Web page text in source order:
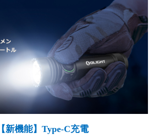
【新機能】Type-C充電